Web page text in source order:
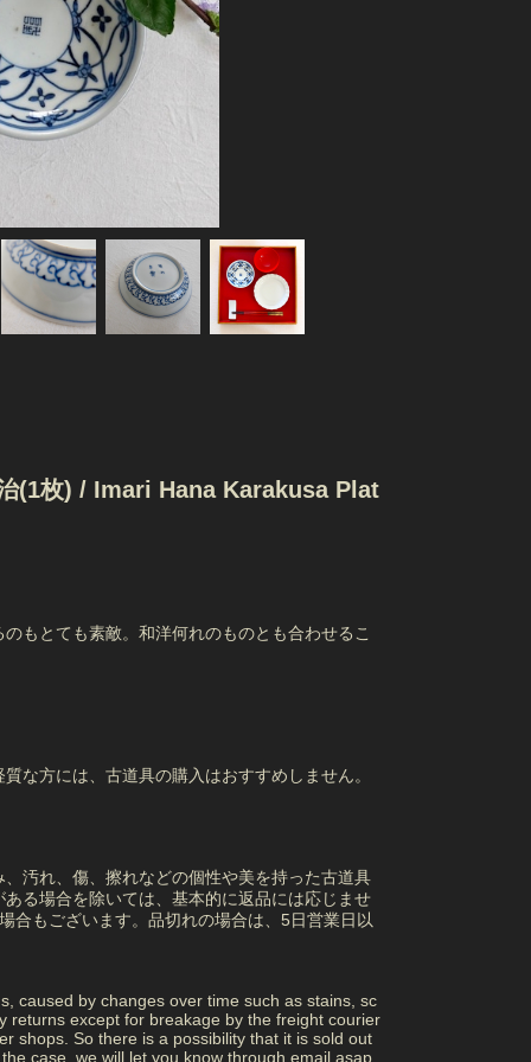
(1枚) / Imari Hana Karakusa Plat
もとても素敵。和洋何れのものとも合わせるこ
な方には、古道具の購入はおすすめしません。
汚れ、傷、擦れなどの個性や美を持った古道具
る場合を除いては、基本的に返品には応じませ
合もございます。品切れの場合は、5日営業日以
caused by changes over time such as stains, sc
returns except for breakage by the freight courier
shops. So there is a possibility that it is sold out
case, we will let you know through email asap.